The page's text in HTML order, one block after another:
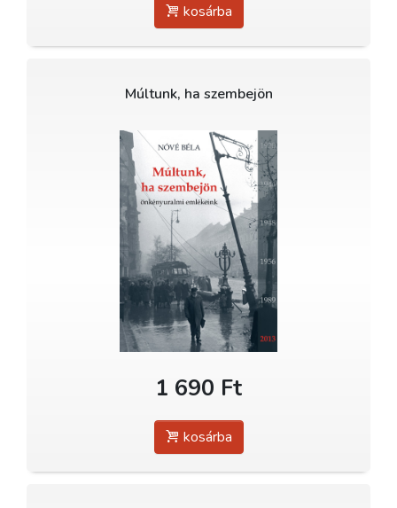
kosárba
Múltunk, ha szembejön
1 690 Ft
kosárba